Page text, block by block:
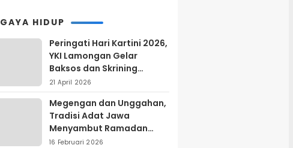
Lamongan
GAYA HIDUP
Peringati Hari Kartini 2026,
YKI Lamongan Gelar
Baksos dan Skrining
Kanker Serviks
21 April 2026
Megengan dan Unggahan,
Tradisi Adat Jawa
Menyambut Ramadan
yang Sarat Makna Filosofis
16 Februari 2026